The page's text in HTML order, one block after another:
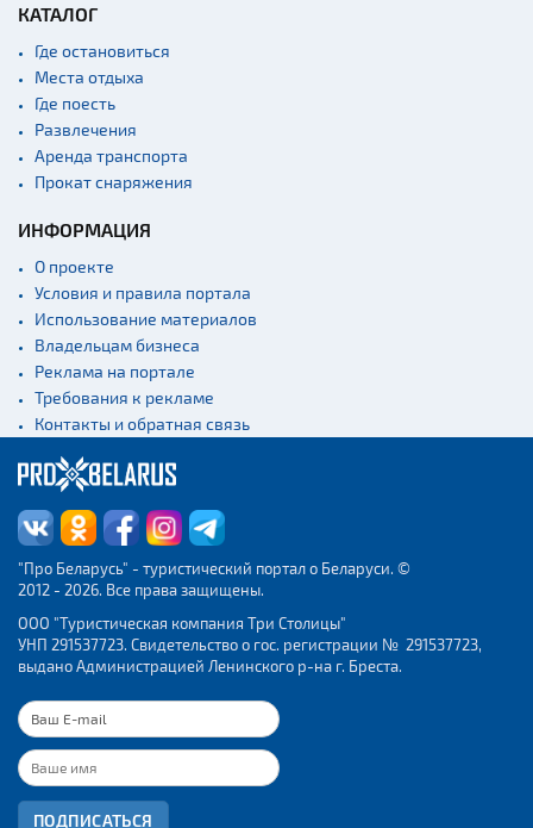
КАТАЛОГ
Где остановиться
Места отдыха
Где поесть
Развлечения
Аренда транспорта
Прокат снаряжения
ИНФОРМАЦИЯ
О проекте
Условия и правила портала
Использование материалов
Владельцам бизнеса
Реклама на портале
Требования к рекламе
Контакты и обратная связь
"Про Беларусь" - туристический портал о Беларуси. ©
2012 - 2026. Все права защищены.
ООО "Туристическая компания Три Столицы"
УНП 291537723. Свидетельство о гос. регистрации № 291537723,
выдано Администрацией Ленинского р-на г. Бреста.
ПОДПИСАТЬСЯ